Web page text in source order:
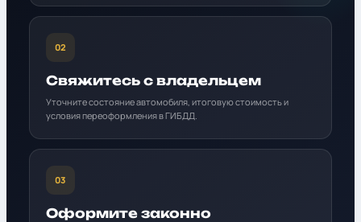
02
Свяжитесь с владельцем
Уточните состояние автомобиля, итоговую стоимость и
условия переоформления в ГИБДД.
03
Оформите законно